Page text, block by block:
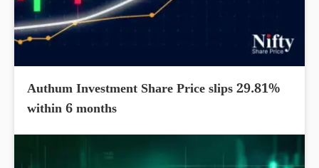
Authum Investment Share Price slips 29.81%
within 6 months